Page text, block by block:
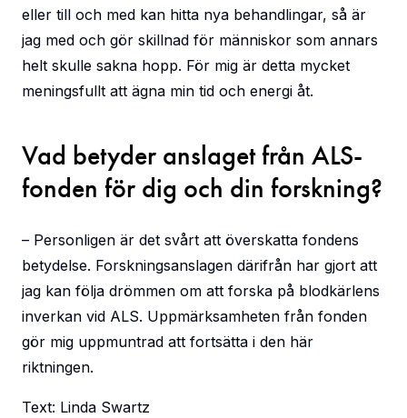
eller till och med kan hitta nya behandlingar, så är
jag med och gör skillnad för människor som annars
helt skulle sakna hopp. För mig är detta mycket
meningsfullt att ägna min tid och energi åt.
Vad betyder anslaget från ALS-
fonden för dig och din forskning?
– Personligen är det svårt att överskatta fondens
betydelse. Forskningsanslagen därifrån har gjort att
jag kan följa drömmen om att forska på blodkärlens
inverkan vid ALS. Uppmärksamheten från fonden
gör mig uppmuntrad att fortsätta i den här
riktningen.
Text: Linda Swartz